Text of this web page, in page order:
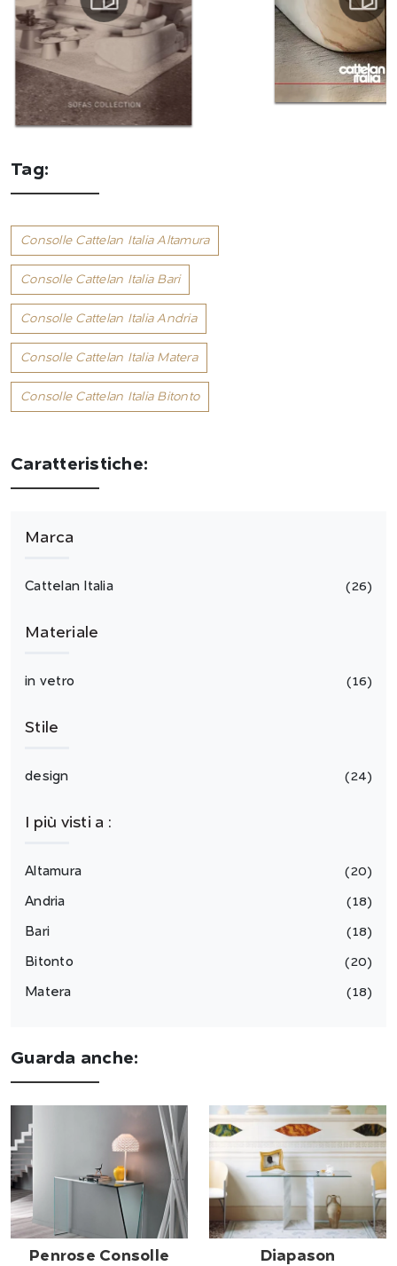
Tag:
Consolle Cattelan Italia Altamura
Consolle Cattelan Italia Bari
Consolle Cattelan Italia Andria
Consolle Cattelan Italia Matera
Consolle Cattelan Italia Bitonto
Caratteristiche:
Marca
Cattelan Italia 26
Materiale
in vetro 16
Stile
design 24
I più visti a :
Altamura 20
Andria 18
Bari 18
Bitonto 20
Matera 18
Guarda anche:
Penrose Consolle Diapason